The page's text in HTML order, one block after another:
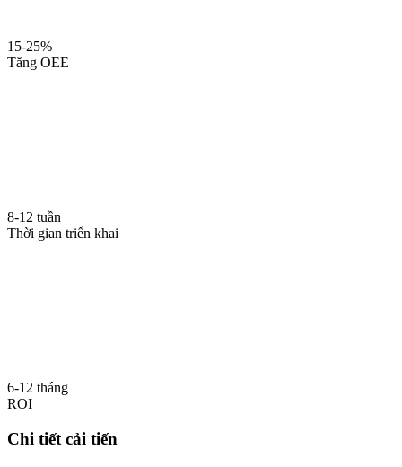
15-25%
Tăng OEE
8-12 tuần
Thời gian triển khai
6-12 tháng
ROI
Chi tiết cải tiến